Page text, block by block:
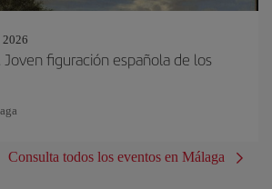
2026
Joven figuración española de los
Consulta todos los eventos en Málaga